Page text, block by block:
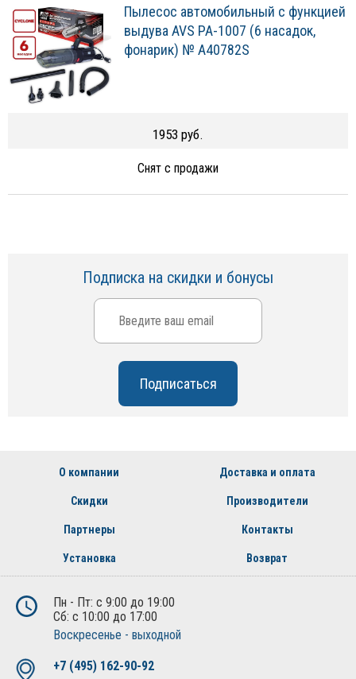
Пылесос автомобильный с функцией
выдува AVS PA-1007 (6 насадок,
фонарик) № A40782S
1953 руб.
Снят с продажи
Подписка на скидки и бонусы
О компании Доставка и оплата
Скидки Производители
Партнеры Контакты
Установка Возврат
Пн - Пт: с 9:00 до 19:00
Сб: с 10:00 до 17:00
Воскресенье - выходной
+7 (495) 162-90-92